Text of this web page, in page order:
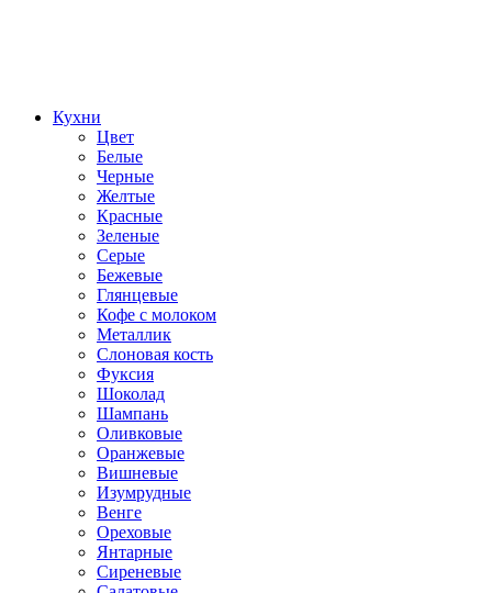
Кухни
Цвет
Белые
Черные
Желтые
Красные
Зеленые
Серые
Бежевые
Глянцевые
Кофе с молоком
Металлик
Слоновая кость
Фуксия
Шоколад
Шампань
Оливковые
Оранжевые
Вишневые
Изумрудные
Венге
Ореховые
Янтарные
Сиреневые